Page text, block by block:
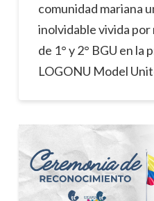
comunidad mariana
inolvidable vivida
de 1° y 2° BGU en la
LOGONU Model